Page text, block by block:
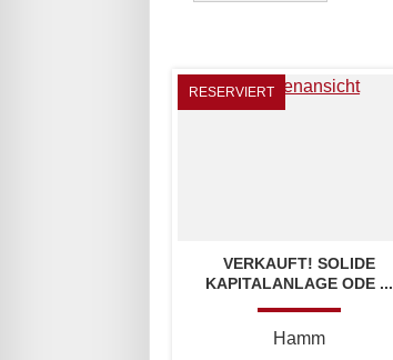
RESERVIERT
VERKAUFT! SOLIDE
KAPITALANLAGE ODE ...
Hamm